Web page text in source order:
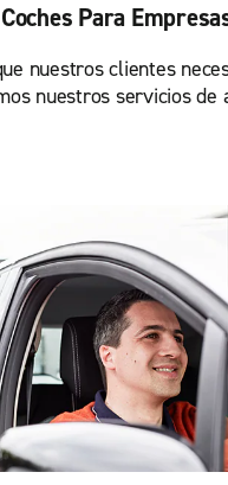
Para
nuestros clientes
nuestros servicios